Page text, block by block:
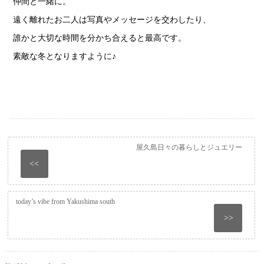
遠く離れたお二人は写真やメッセージを交わしたり、
誰かと大切な時間を分かち合えると最高です。
素敵な冬となりますように♪
<<
屋久島日々の暮らしとジュエリー
>>
today’s vibe from Yakushima south